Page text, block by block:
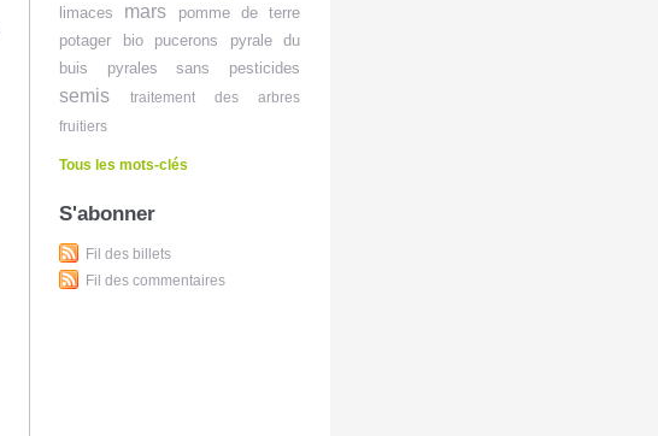
limaces mars
pomme de terre
potager bio
pucerons
pyrale du
buis
pyrales sans pesticides
semis
traitement des arbres
fruitiers
Tous les mots-clés
S'abonner
Fil des billets
Fil des commentaires